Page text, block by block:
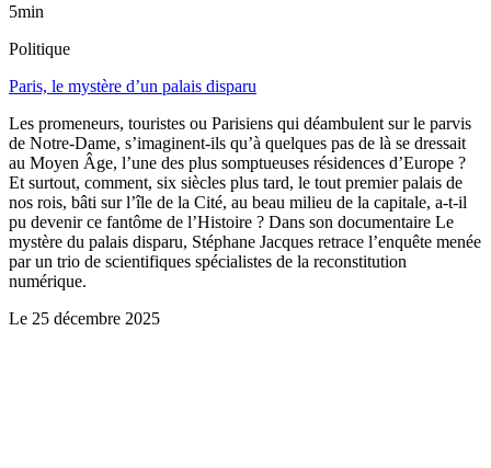
5min
Politique
Paris, le mystère d’un palais disparu
Les promeneurs, touristes ou Parisiens qui déambulent sur le parvis
de Notre-Dame, s’imaginent-ils qu’à quelques pas de là se dressait
au Moyen Âge, l’une des plus somptueuses résidences d’Europe ?
Et surtout, comment, six siècles plus tard, le tout premier palais de
nos rois, bâti sur l’île de la Cité, au beau milieu de la capitale, a-t-il
pu devenir ce fantôme de l’Histoire ? Dans son documentaire Le
mystère du palais disparu, Stéphane Jacques retrace l’enquête menée
par un trio de scientifiques spécialistes de la reconstitution
numérique.
Le 25 décembre 2025